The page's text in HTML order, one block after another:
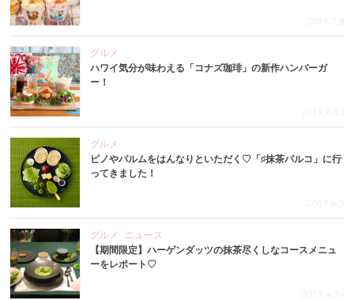
2019.7.8
グルメ
ハワイ気分が味わえる「コナズ珈琲」の新作ハンバーガ
ー！
2019.6.13
グルメ
ピノやパルムをはんなりといただく♡「♯抹茶パルコ」に行
ってきました！
2019.6.5
グルメ
ニュース
【期間限定】ハーゲンダッツの抹茶尽くしなコースメニュ
ーをレポート♡
2019.4.24